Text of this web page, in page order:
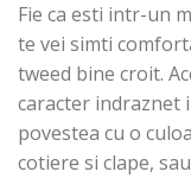
Fie ca esti intr-un
te vei simti
tweed bine croit.
caracter indraznet
povestea cu o
cotiere si clape,